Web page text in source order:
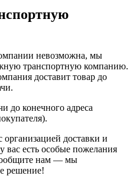
невозможна, мы
транспортную компанию.
доставит товар до
до конечного адреса
доставки и
вас есть особые пожелания
нам — мы
решение!